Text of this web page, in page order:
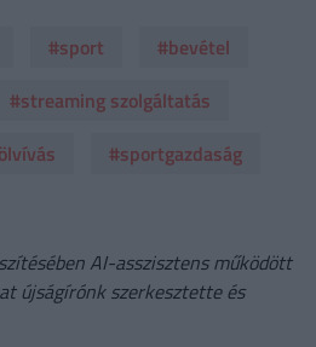
#sport
#bevétel
#streaming szolgáltatás
#sportgazdaság
AI-asszisztens működött
újságírónk szerkesztette és